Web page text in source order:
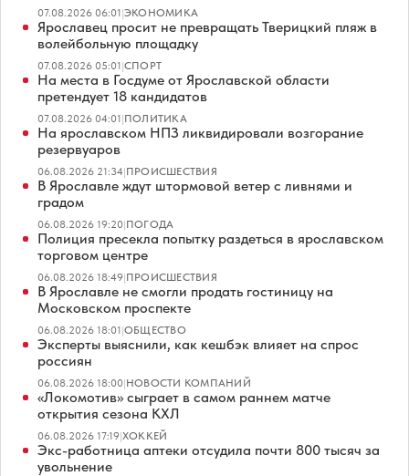
07.08.2026 06:01|ЭКОНОМИКА
Ярославец просит не превращать Тверицкий пляж в
волейбольную площадку
07.08.2026 05:01|СПОРТ
На места в Госдуме от Ярославской области
претендует 18 кандидатов
07.08.2026 04:01|ПОЛИТИКА
На ярославском НПЗ ликвидировали возгорание
резервуаров
06.08.2026 21:34|ПРОИСШЕСТВИЯ
В Ярославле ждут штормовой ветер с ливнями и
градом
06.08.2026 19:20|ПОГОДА
Полиция пресекла попытку раздеться в ярославском
торговом центре
06.08.2026 18:49|ПРОИСШЕСТВИЯ
В Ярославле не смогли продать гостиницу на
Московском проспекте
06.08.2026 18:01|ОБЩЕСТВО
Эксперты выяснили, как кешбэк влияет на спрос
россиян
06.08.2026 18:00|НОВОСТИ КОМПАНИЙ
«Локомотив» сыграет в самом раннем матче
открытия сезона КХЛ
06.08.2026 17:19|ХОККЕЙ
Экс-работница аптеки отсудила почти 800 тысяч за
увольнение